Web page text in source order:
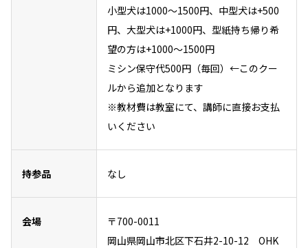
小型犬は1000～1500円、中型犬は+500
円、大型犬は+1000円、型紙持ち帰り希
望の方は+1000～1500円
ミシン保守代500円（毎回）←このクー
ルから追加となります
※教材費は教室にて、講師に直接お支払
いください
持参品 なし
会場
〒700-0011
岡山県岡山市北区下石井2-10-12 OHK